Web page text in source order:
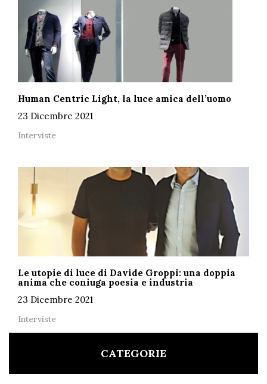
Human Centric Light, la luce amica dell’uomo
23 Dicembre 2021
Interviste
Le utopie di luce di Davide Groppi: una doppia
anima che coniuga poesia e industria
23 Dicembre 2021
Interviste
CATEGORIE